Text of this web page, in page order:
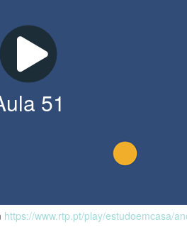
51
https://www.rtp.pt/play/estudoemcasa/